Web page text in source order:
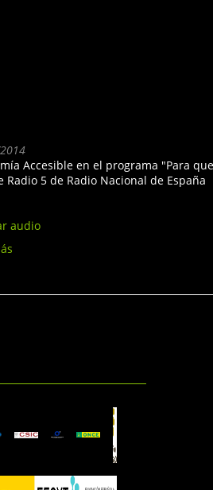
Accesible en el programa "Para que
Radio 5 de Radio Nacional de España
audio